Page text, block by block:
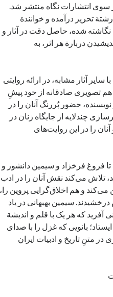
سال ۱۳۷۸ از سوی نشر البرز و جلد دوم آن در ۱۳۸۶ از سوی انتشارات نگاه منتشر شد.
تحریر درآمده و خوانندة
نگاشته‌ شده، حاصل دقت در آثار و
دربارة هر اثر، به
آثار مشابه، در ارائه روایتی
هم تصویری صادقانه از خود پیشِ
حضور پُررنگ آنان را در
چندلایه از جایگاه زنان در
را در این روایت‌های
تا فروغ فرخزاد و سیمین دانشور و
تلاش می‌کند نقش آنان را در ادب
و هم اخلاق‌گرایی پروین را،
سیمین بهبهانی در یاد
آفرید که هر یک با قلم و اندیشة‌
بانویی که غزل را با صدای
در متنِ تاریخ و ادبیات ایران